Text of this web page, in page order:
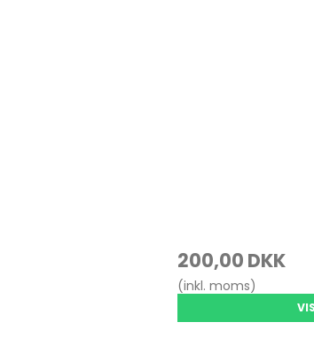
200,00 DKK
(inkl. moms)